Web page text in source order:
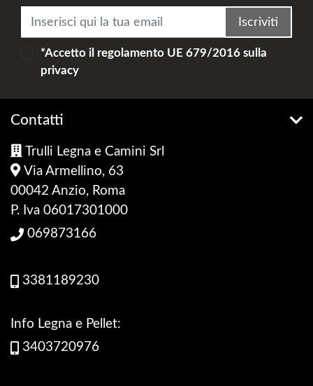
Iscriviti
*Accetto il regolamento UE 679/2016sulla
privacy
Contatti
Trulli Legna e Camini Srl
Via Armellino, 63
00042 Anzio, Roma
P. Iva 06017301000
069873166
3381189230
Info Legna e Pellet:
3403720976